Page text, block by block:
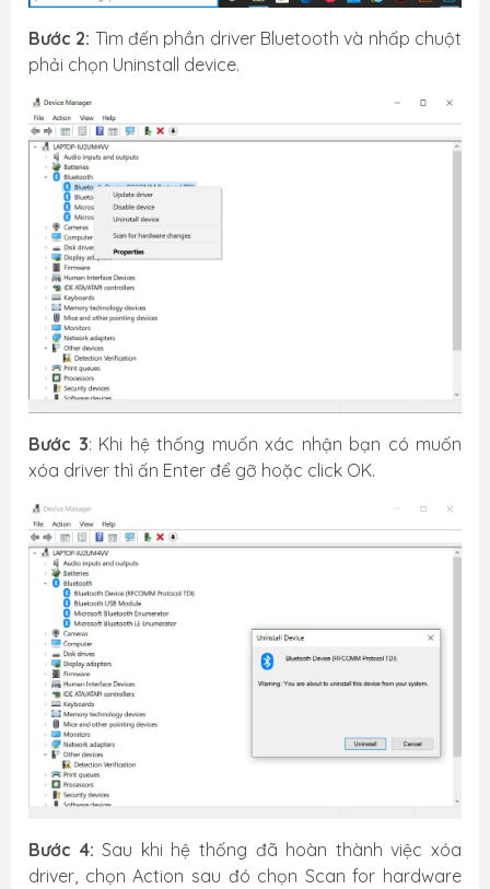
Bước 2: Tìm đến phần driver Bluetooth và nhấp chuột
phải chọn Uninstall device.
Bước 3: Khi hệ thống muốn xác nhận bạn có muốn
xóa driver thì ấn Enter để gỡ hoặc click OK.
Bước 4: Sau khi hệ thống đã hoàn thành việc xóa
driver, chọn Action sau đó chọn Scan for hardware